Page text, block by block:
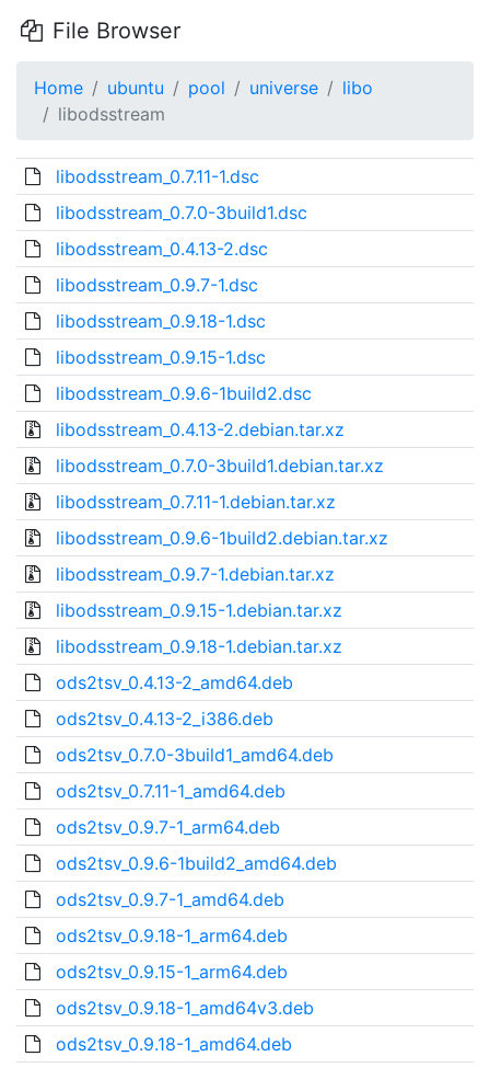
File Browser
Home ubuntu pool universe
libo
libodsstream
libodsstream_0.7.11-1.dsc
libodsstream_0.7.0-3build1.dsc
libodsstream_0.4.13-2.dsc
libodsstream_0.9.7-1.dsc
libodsstream_0.9.18-1.dsc
libodsstream_0.9.15-1.dsc
libodsstream_0.9.6-1build2.dsc
libodsstream_0.4.13-2.debian.tar.xz
libodsstream_0.7.0-3build1.debian.tar.xz
libodsstream_0.7.11-1.debian.tar.xz
libodsstream_0.9.6-1build2.debian.tar.xz
libodsstream_0.9.7-1.debian.tar.xz
libodsstream_0.9.15-1.debian.tar.xz
libodsstream_0.9.18-1.debian.tar.xz
ods2tsv_0.4.13-2_amd64.deb
ods2tsv_0.4.13-2_i386.deb
ods2tsv_0.7.0-3build1_amd64.deb
ods2tsv_0.7.11-1_amd64.deb
ods2tsv_0.9.7-1_arm64.deb
ods2tsv_0.9.6-1build2_amd64.deb
ods2tsv_0.9.7-1_amd64.deb
ods2tsv_0.9.18-1_arm64.deb
ods2tsv_0.9.15-1_arm64.deb
ods2tsv_0.9.18-1_amd64v3.deb
ods2tsv_0.9.18-1_amd64.deb